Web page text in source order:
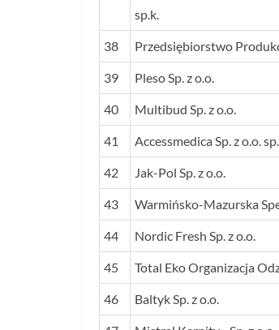
sp.k.
38 Przedsiębiorstwo
39 Pleso Sp. z o.o.
40 Multibud Sp. z o.o.
41 Accessmedica Sp. z o.o.
42 Jak-Pol Sp. z o.o.
43 Warmińsko-Mazurska
44 Nordic Fresh Sp. z o.o.
45 Total Eko Organizacja
46 Baltyk Sp. z o.o.